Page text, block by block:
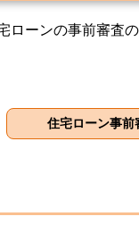
ローンの事前審査